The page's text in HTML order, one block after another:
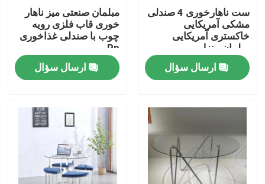
درخواست نقل قول
مبلمان اتاق منزل
مبلمان اتاق ناهار خوری
کابینت تلویزیون سفارشی
ست ناهارخوری 4 صندلی
مشکی آمریکایی
خاکستری آمریکایی
مبلمان منزل
ارسال سؤال
مبلمان صنعتی میز ناهار
خوری قاب فلزی رویه
چوب با صندلی غذاخوری
Pp
ارسال سؤال